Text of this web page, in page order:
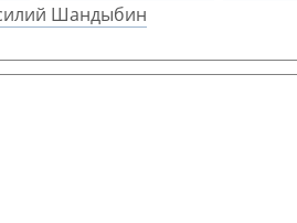
Шандыбин